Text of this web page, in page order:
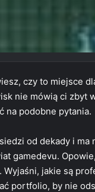
czy to miejsce
nie mówią ci zbyt
na podobne pytania.
od dekady i ma
gamedevu.
jakie są
portfolio, by nie